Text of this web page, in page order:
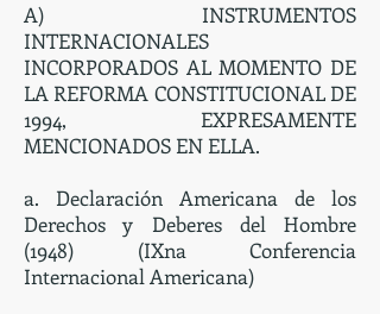
A) INSTRUMENTOS
INTERNACIONALES
INCORPORADOS AL MOMENTO DE
LA REFORMA CONSTITUCIONAL DE
1994, EXPRESAMENTE
MENCIONADOS EN ELLA.
a. Declaración Americana de los
Derechos y Deberes del Hombre
(1948) (IXna Conferencia
Internacional Americana)